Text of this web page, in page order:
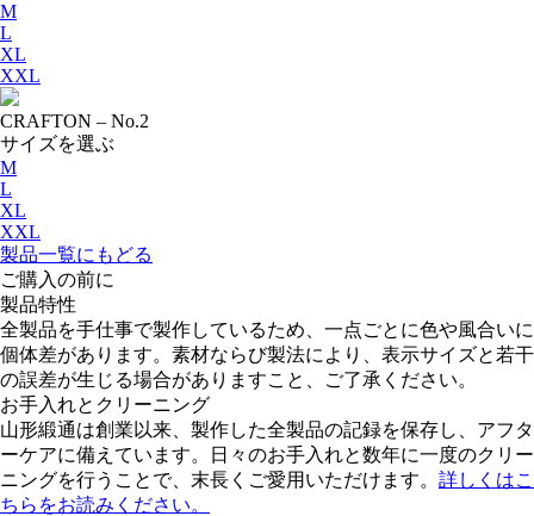
M
L
XL
XXL
CRAFTON – No.2
サイズを選ぶ
M
L
XL
XXL
製品一覧にもどる
ご購入の前に
製品特性
全製品を手仕事で製作しているため、一点ごとに色や風合いに
個体差があります。素材ならび製法により、表示サイズと若干
の誤差が生じる場合がありますこと、ご了承ください。
お手入れとクリーニング
山形緞通は創業以来、製作した全製品の記録を保存し、アフタ
ーケアに備えています。日々のお手入れと数年に一度のクリー
ニングを行うことで、末長くご愛用いただけます。 詳しくはこ
ちらをお読みください。